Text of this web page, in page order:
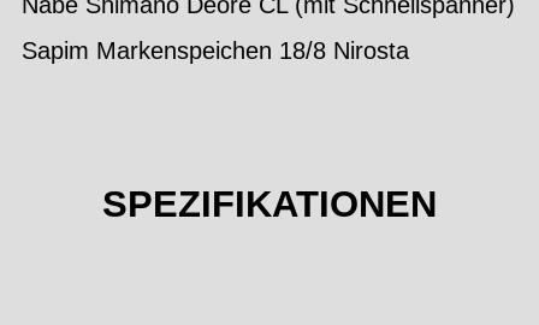
Sapim Markenspeichen 18/8 Nirosta
SPEZIFIKATIONEN